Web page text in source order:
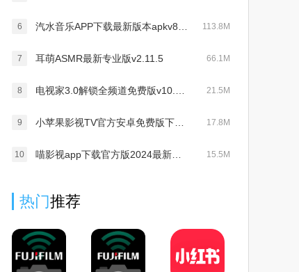
6 113.8M
7 耳萌ASMR最新专业版v2.11.5 66.1M
8 21.5M
9 17.8M
10 15.5M
热门推荐